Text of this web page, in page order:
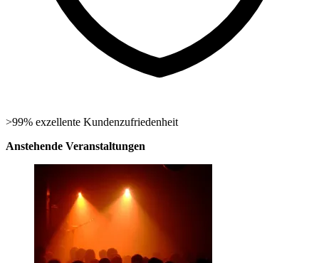
>99% exzellente Kundenzufriedenheit
Anstehende Veranstaltungen